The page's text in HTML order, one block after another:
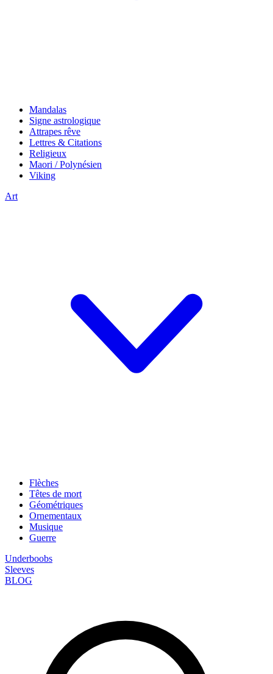
Mandalas
Signe astrologique
Attrapes rêve
Lettres & Citations
Religieux
Maori / Polynésien
Viking
Art
Flèches
Têtes de mort
Géométriques
Ornementaux
Musique
Guerre
Underboobs
Sleeves
BLOG